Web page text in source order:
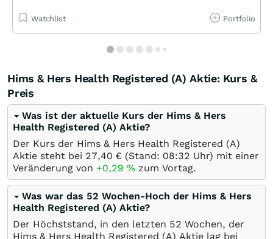
Watchlist Portfolio
Hims & Hers Health Registered (A) Aktie: Kurs &
Preis
Was ist der aktuelle Kurs der Hims & Hers
Health Registered (A) Aktie?
Der Kurs der Hims & Hers Health Registered (A)
Aktie steht bei 27,40 € (Stand: 08:32 Uhr) mit einer
Veränderung von +0,29 % zum Vortag.
Was war das 52 Wochen-Hoch der Hims & Hers
Health Registered (A) Aktie?
Der Höchststand, in den letzten 52 Wochen, der
Hims & Hers Health Registered (A) Aktie lag bei